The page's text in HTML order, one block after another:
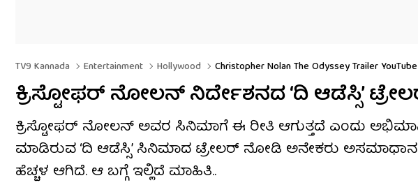
TV9 Kannada Entertainment Hollywood Christopher Nolan The Odyssey Trailer
ಕ್ರಿಸ್ಟೋಫರ್ ನೋಲನ್ ನಿರ್ದೇಶನದ ‘ದಿ ಆಡೆಸ್ಸಿ’
ಕ್ರಿಸ್ಟೋಫರ್ ನೋಲನ್ ಅವರ ಸಿನಿಮಾಗೆ ಈ ರೀತಿ ಆಗುತ್ತದೆ ಎಂದು
ಮಾಡಿರುವ ‘ದಿ ಆಡೆಸ್ಸಿ’ ಸಿನಿಮಾದ ಟ್ರೇಲರ್ ನೋಡಿ ಅನೇಕರು ಅಸಮಾಧಾನ
ಹೆಚ್ಚಳ ಆಗಿದೆ. ಆ ಬಗ್ಗೆ ಇಲ್ಲಿದೆ ಮಾಹಿತಿ..